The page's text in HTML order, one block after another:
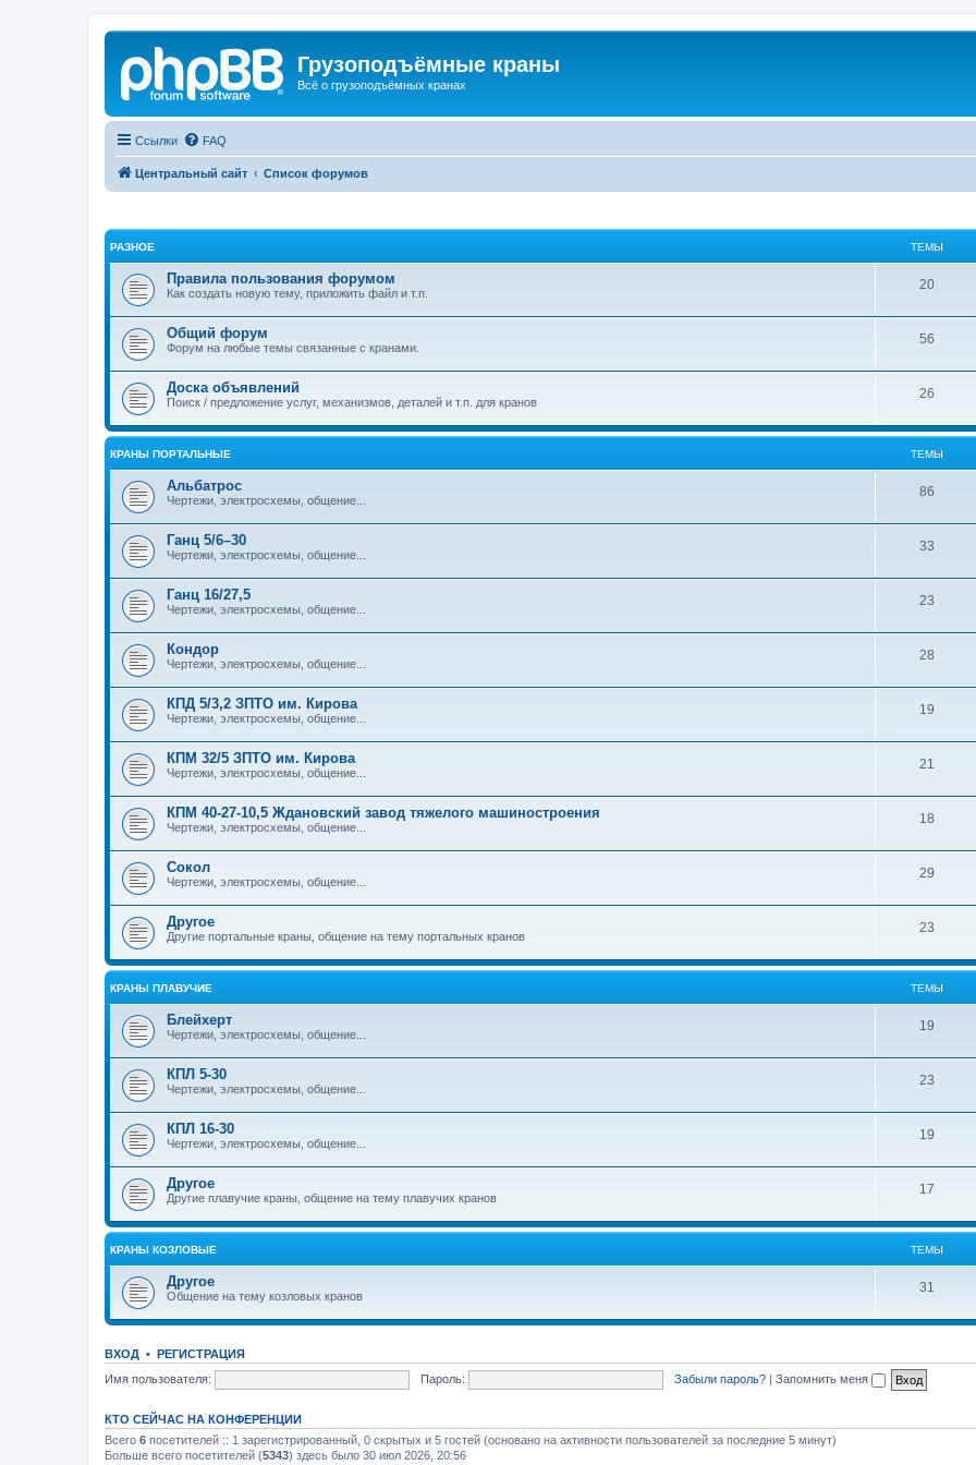
Грузоподъёмные краны
Всё о грузоподъёмных кранах
Ссылки FAQ
Центральный сайт Список форумов
РАЗНОЕ ТЕМЫ
Правила пользования форумом
Как создать новую тему, приложить файл и т.п.
20
Общий форум
Форум на любые темы связанные с кранами.
56
Доска объявлений
Поиск / предложение услуг, механизмов, деталей и т.п. для кранов
26
КРАНЫ ПОРТАЛЬНЫЕ ТЕМЫ
Альбатрос
Чертежи, электросхемы, общение...
86
Ганц 5/6–30
Чертежи, электросхемы, общение...
33
Ганц 16/27,5
Чертежи, электросхемы, общение...
23
Кондор
Чертежи, электросхемы, общение...
28
КПД 5/3,2 ЗПТО им. Кирова
Чертежи, электросхемы, общение...
19
КПМ 32/5 ЗПТО им. Кирова
Чертежи, электросхемы, общение...
21
КПМ 40-27-10,5 Ждановский завод тяжелого машиностроения
Чертежи, электросхемы, общение...
18
Сокол
Чертежи, электросхемы, общение...
29
Другое
Другие портальные краны, общение на тему портальных кранов
23
КРАНЫ ПЛАВУЧИЕ ТЕМЫ
Блейхерт
Чертежи, электросхемы, общение...
19
КПЛ 5-30
Чертежи, электросхемы, общение...
23
КПЛ 16-30
Чертежи, электросхемы, общение...
19
Другое
Другие плавучие краны, общение на тему плавучих кранов
17
КРАНЫ КОЗЛОВЫЕ ТЕМЫ
Другое
Общение на тему козловых кранов
31
ВХОД • РЕГИСТРАЦИЯ
Имя пользователя:
Пароль: Забыли пароль? | Запомнить меня
КТО СЕЙЧАС НА КОНФЕРЕНЦИИ
Всего 6 посетителей :: 1 зарегистрированный, 0 скрытых и 5 гостей (основано на активности пользователей за последние 5 минут)
Больше всего посетителей (5343) здесь было 30 июл 2026, 20:56